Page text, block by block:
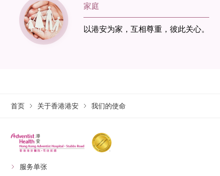
家庭
以港安为家，互相尊重，彼此关心。
首页 关于香港港安 我们的使命
服务单张